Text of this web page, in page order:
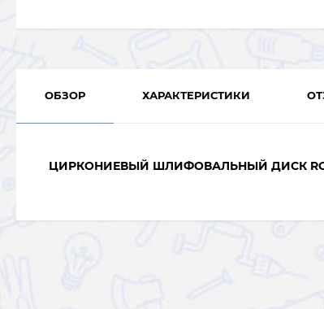
ОБЗОР ХАРАКТЕРИСТИКИ
ЦИРКОНИЕВЫЙ ШЛИФОВАЛЬНЫЙ ДИСК